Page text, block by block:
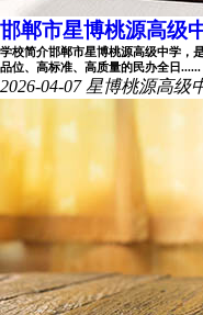
邯郸市星博桃源高级
学校简介邯郸市星博桃源高级中学，
品位、高标准、高质量的民办全日......
2026-04-07 星博桃源高级